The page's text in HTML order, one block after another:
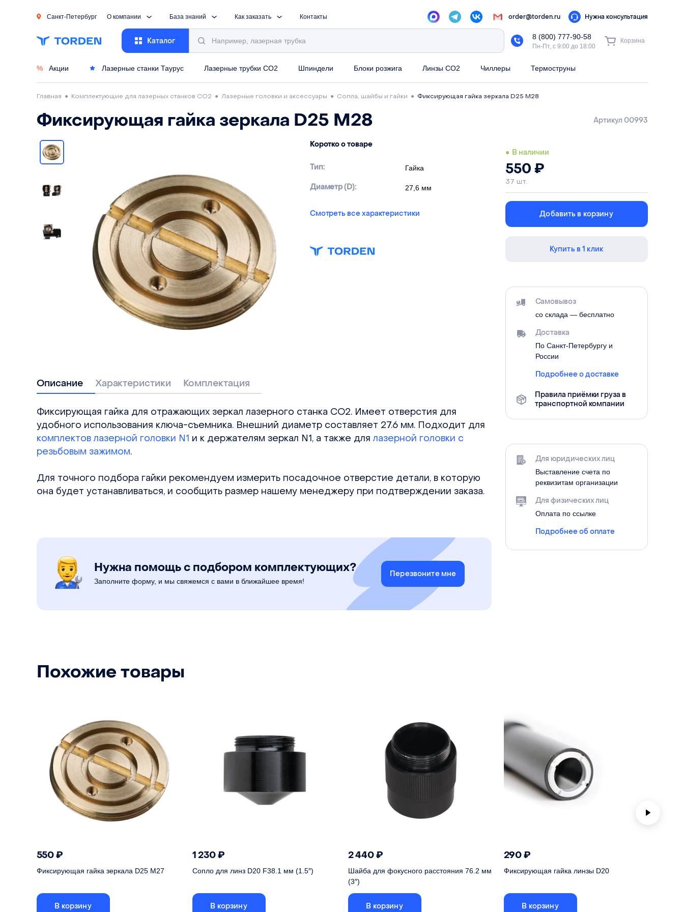
Санкт-Петербург О компании База знаний Как заказать Контакты order@torden.ru Нужна консультация
Каталог 8 (800) 777-90-58
Пн-Пт, с 9:00 до 18:00
Корзина
% Акции Лазерные станки Таурус Лазерные трубки CO2 Шпиндели Блоки розжига Линзы CO2 Чиллеры Термоструны
Главная ● Комплектующие для лазерных станков CO2 ● Лазерные головки и аксессуары ● Сопла, шайбы и гайки ● Фиксирующая гайка зеркала D25 M28
Фиксирующая гайка зеркала D25 M28 Артикул 00993
Коротко о товаре
Тип: Гайка
Диаметр (D): 27,6 мм
Смотреть все характеристики
Описание Характеристики Комплектация
Фиксирующая гайка для отражающих зеркал лазерного станка СО2. Имеет отверстия для
удобного использования ключа-съемника. Внешний диаметр составляет 27.6 мм. Подходит для
комплектов лазерной головки N1 и к держателям зеркал N1, а также длялазерной головки с
резьбовым зажимом.
Для точного подбора гайки рекомендуем измерить посадочное отверстие детали, в которую
она будет устанавливаться, и сообщить размер нашему менеджеру при подтверждении заказа.
Нужна помощь с подбором комплектующих?
Заполните форму, и мы свяжемся с вами в ближайшее время!
Перезвоните мне
● В наличии
550 ₽
37 шт.
Добавить в корзину
Купить в 1 клик
Самовывоз
со склада — бесплатно
Доставка
По Санкт-Петербургу и
России
Подробнее о доставке
Правила приёмки груза в
транспортной компании
Для юридических лиц
Выставление счета по
реквизитам организации
Для физических лиц
Оплата по ссылке
Подробнее об оплате
Похожие товары
550₽
Фиксирующая гайка зеркала D25 M27
В корзину
1 230₽
Сопло для линз D20 F38.1 мм (1.5″)
В корзину
2 440₽
Шайба для фокусного расстояния 76.2 мм
(3″)
В корзину
290₽
Фиксирующая гайка линзы D20
В корзину